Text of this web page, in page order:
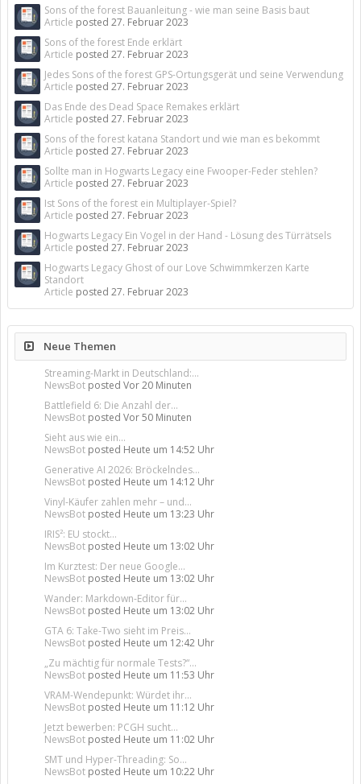
Sons of the forest Bauanleitung - wie man seine Basis baut
Article posted 27. Februar 2023
Sons of the forest Ende erklärt
Article posted 27. Februar 2023
Jedes Sons of the forest GPS-Ortungsgerät und seine Verwendung
Article posted 27. Februar 2023
Das Ende des Dead Space Remakes erklärt
Article posted 27. Februar 2023
Sons of the forest katana Standort und wie man es bekommt
Article posted 27. Februar 2023
Sollte man in Hogwarts Legacy eine Fwooper-Feder stehlen?
Article posted 27. Februar 2023
Ist Sons of the forest ein Multiplayer-Spiel?
Article posted 27. Februar 2023
Hogwarts Legacy Ein Vogel in der Hand - Lösung des Türrätsels
Article posted 27. Februar 2023
Hogwarts Legacy Ghost of our Love Schwimmkerzen Karte
Standort
Article posted 27. Februar 2023
Neue Themen
Streaming-Markt in Deutschland:...
NewsBot posted Vor 20 Minuten
Battlefield 6: Die Anzahl der...
NewsBot posted Vor 50 Minuten
Sieht aus wie ein...
NewsBot posted Heute um 14:52 Uhr
Generative AI 2026: Bröckelndes...
NewsBot posted Heute um 14:12 Uhr
Vinyl-Käufer zahlen mehr – und...
NewsBot posted Heute um 13:23 Uhr
IRIS²: EU stockt...
NewsBot posted Heute um 13:02 Uhr
Im Kurztest: Der neue Google...
NewsBot posted Heute um 13:02 Uhr
Wander: Markdown-Editor für...
NewsBot posted Heute um 13:02 Uhr
GTA 6: Take-Two sieht im Preis...
NewsBot posted Heute um 12:42 Uhr
„Zu mächtig für normale Tests?“...
NewsBot posted Heute um 11:53 Uhr
VRAM-Wendepunkt: Würdet ihr...
NewsBot posted Heute um 11:12 Uhr
Jetzt bewerben: PCGH sucht...
NewsBot posted Heute um 11:02 Uhr
SMT und Hyper-Threading: So...
NewsBot posted Heute um 10:22 Uhr